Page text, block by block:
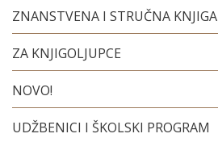
ZNANSTVENA I STRUČNA KNJIGA
ZA KNJIGOLJUPCE
NOVO!
UDŽBENICI I ŠKOLSKI PROGRAM